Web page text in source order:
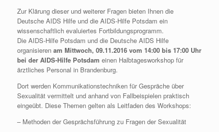
Zur Klärung dieser und weiterer Fragen bieten Ihnen die
Deutsche AIDS Hilfe und die AIDS-Hilfe Potsdam ein
wissenschaftlich evaluiertes Fortbildungsprogramm.
Die AIDS-Hilfe Potsdam und die Deutsche AIDS Hilfe
organisieren am Mittwoch, 09.11.2016 vom 14:00 bis 17:00 Uhr
bei der AIDS-Hilfe Potsdam einen Halbtagesworkshop für
ärztliches Personal in Brandenburg.
Dort werden Kommunikationstechniken für Gespräche über
Sexualität vermittelt und anhand von Fallbeispielen praktisch
eingeübt. Diese Themen gelten als Leitfaden des Workshops:
– Methoden der Gesprächsführung zu Fragen der Sexualität